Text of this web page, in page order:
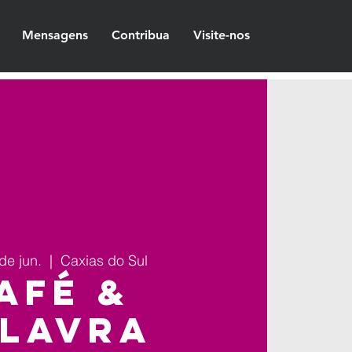
Mensagens Contribua Visite-nos
jun.
  |
Caxias do Sul
&